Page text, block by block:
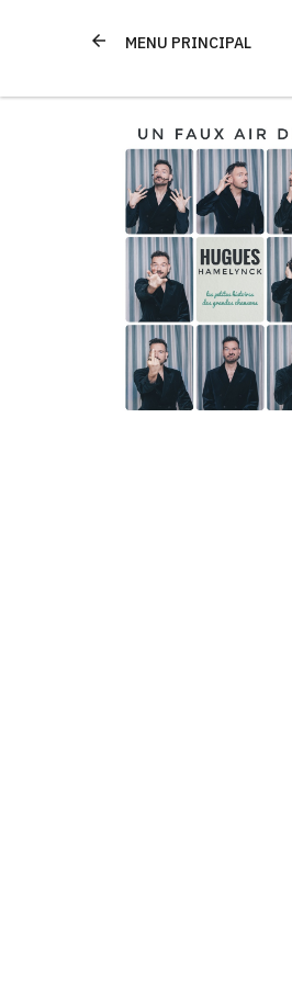
arrow_back MENU PRINCIPAL